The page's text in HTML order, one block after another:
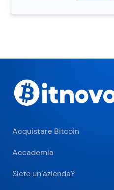
Acquistare Bitcoin
Accademia
Siete un’azienda?